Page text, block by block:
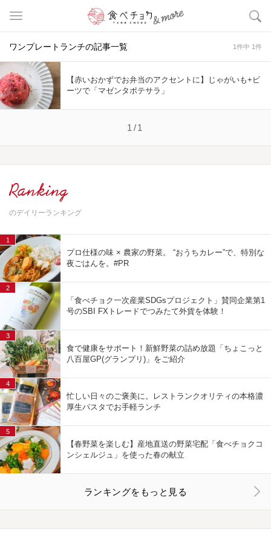
ワンプレートランチの記事一覧 1件中 1件
【赤いおかずでお弁当のアクセントに】じゃがいも+ビ
ーツで「マゼンタポテサラ」
1/1
Ranking
のデイリーランキング
プロ仕様の味 × 農家の野菜。 “おうちカレー”で、特別な
夜ごはんを。#PR
1
「食べチョク一次産業SDGsプロジェクト」賛同企業第1
号のSBI FXトレードでつみたて外貨を体験！
2
食で健康をサポート！新鮮野菜の詰め放題「ちょこっと
八百屋GP(グランプリ)」をご紹介
3
忙しい日々のご褒美に。レストランクオリティの本格濃
厚生パスタでお手軽ランチ
4
【春野菜を楽しむ】産地直送の野菜宅配「食べチョクコ
ンシェルジュ」を使った春の献立
5
ランキングをもっと見る